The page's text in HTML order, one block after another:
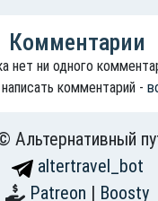
Комментарии
нет ни одного
комментарий -
Альтернативный
altertravel_bot
Patreon | Boosty